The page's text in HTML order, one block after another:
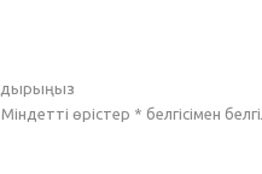
өрістер * белгісімен